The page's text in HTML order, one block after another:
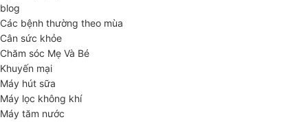
blog
Các bệnh thường theo mùa
Cân sức khỏe
Chăm sóc Mẹ Và Bé
Khuyến mại
Máy hút sữa
Máy lọc không khí
Máy tăm nước